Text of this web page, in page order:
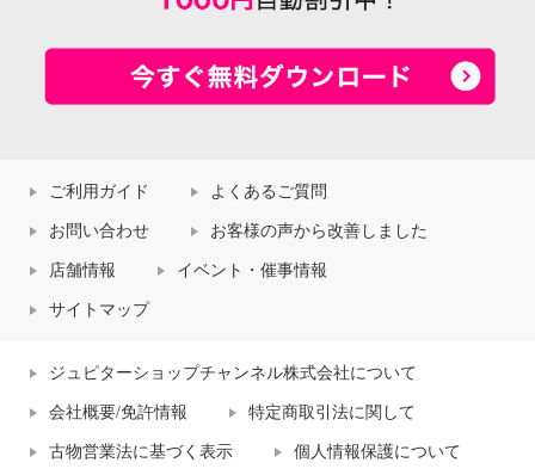
ご利用ガイド よくあるご質問
お問い合わせ お客様の声から改善しました
店舗情報 イベント・催事情報
サイトマップ
ジュピターショップチャンネル株式会社について
会社概要/免許情報 特定商取引法に関して
古物営業法に基づく表示 個人情報保護について